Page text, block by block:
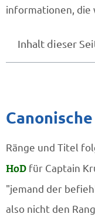
informationen, die
Inhalt dieser
Ränge und Titel
HoD für Captain
"jemand der
also nicht den